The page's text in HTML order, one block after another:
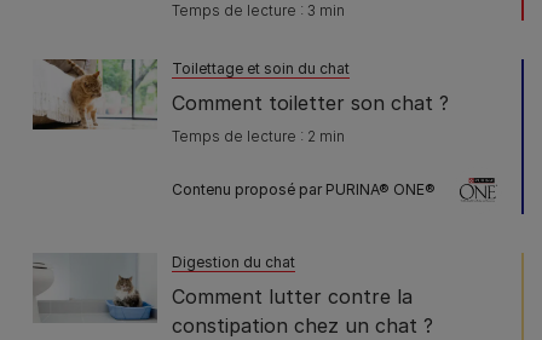
Temps de lecture : 3 min
Toilettage et soin du chat
Comment toiletter son chat ?
Temps de lecture : 2 min
Contenu proposé par PURINA® ONE®
Digestion du chat
Comment lutter contre la
constipation chez un chat ?